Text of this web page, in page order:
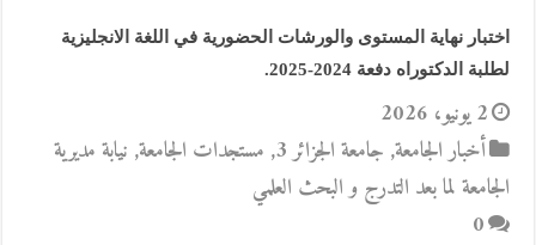
اختبار نهاية المستوى والورشات الحضورية في اللغة الانجليزية
لطلبة الدكتوراه دفعة 2024-2025.
2 يونيو، 2026
أخبار الجامعة, جامعة الجزائر 3 , مستجدات الجامعة, نيابة مديرية
الجامعة لما بعد التدرج و البحث العلمي
0